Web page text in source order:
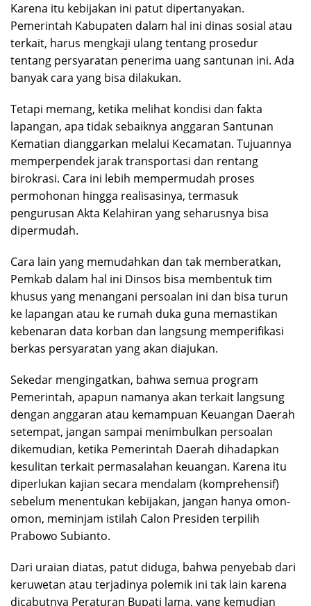
Karena itu kebijakan ini patut dipertanyakan.
Pemerintah Kabupaten dalam hal ini dinas sosial atau
terkait, harus mengkaji ulang tentang prosedur
tentang persyaratan penerima uang santunan ini. Ada
banyak cara yang bisa dilakukan.
Tetapi memang, ketika melihat kondisi dan fakta
lapangan, apa tidak sebaiknya anggaran Santunan
Kematian dianggarkan melalui Kecamatan. Tujuannya
memperpendek jarak transportasi dan rentang
birokrasi. Cara ini lebih mempermudah proses
permohonan hingga realisasinya, termasuk
pengurusan Akta Kelahiran yang seharusnya bisa
dipermudah.
Cara lain yang memudahkan dan tak memberatkan,
Pemkab dalam hal ini Dinsos bisa membentuk tim
khusus yang menangani persoalan ini dan bisa turun
ke lapangan atau ke rumah duka guna memastikan
kebenaran data korban dan langsung memperifikasi
berkas persyaratan yang akan diajukan.
Sekedar mengingatkan, bahwa semua program
Pemerintah, apapun namanya akan terkait langsung
dengan anggaran atau kemampuan Keuangan Daerah
setempat, jangan sampai menimbulkan persoalan
dikemudian, ketika Pemerintah Daerah dihadapkan
kesulitan terkait permasalahan keuangan. Karena itu
diperlukan kajian secara mendalam (komprehensif)
sebelum menentukan kebijakan, jangan hanya omon-
omon, meminjam istilah Calon Presiden terpilih
Prabowo Subianto.
Dari uraian diatas, patut diduga, bahwa penyebab dari
keruwetan atau terjadinya polemik ini tak lain karena
dicabutnya Peraturan Bupati lama, yang kemudian